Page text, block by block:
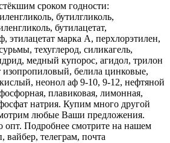
сроком годности:
бутилгликоль,
бутилацетат,
этилацетат марка А, перхлорэтилен,
техуглерод, силикагель,
медный купорос, агидол, трилон
изопропиловый, белила цинковые,
неонол аф 9-10, 9-12, нефтяной
плавиковая, лимонная,
натрия. Купим много другой
любые Ваши предложения.
опт. Подробнее смотрите на нашем
вайбер, телеграм, почта